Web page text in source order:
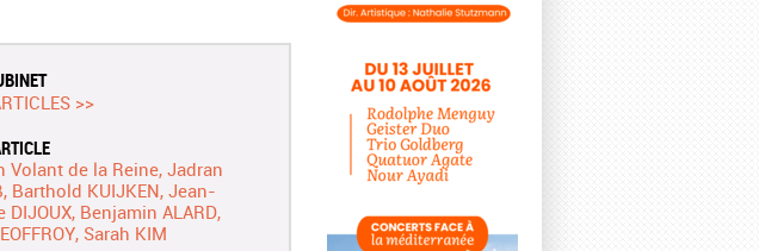
>>
Volant de la Reine Jadran
Barthold KUIJKEN Jean-
DIJOUX Benjamin ALARD
Sarah KIM